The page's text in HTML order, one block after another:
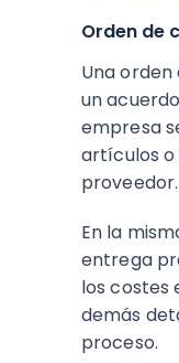
Orden de
Una
un
empresa
artículos o
proveedor.
En la
entrega
los costes
demás
proceso.